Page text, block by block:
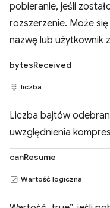
pobieranie, jeśli
rozszerzenie. Może
nazwę lub użytkownik
bytesReceived
liczba
Liczba bajtów
uwzględnienia
canResume
Wartość logiczna